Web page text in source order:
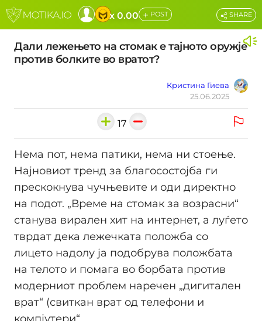
x 0.00 + POST
Дали лежењето на стомак е тајното оружје
против болките во вратот?
Кристина Гиева
25.06.2025
SHARE
17
Нема пот, нема патики, нема ни стоење.
Најновиот тренд за благосостојба ги
прескокнува чучњевите и оди директно
на подот. „Време на стомак за возрасни“
станува вирален хит на интернет, а луѓето
тврдат дека лежечката положба со
лицето надолу ја подобрува положбата
на телото и помага во борбата против
модерниот проблем наречен „дигитален
врат“ (свиткан врат од телефони и